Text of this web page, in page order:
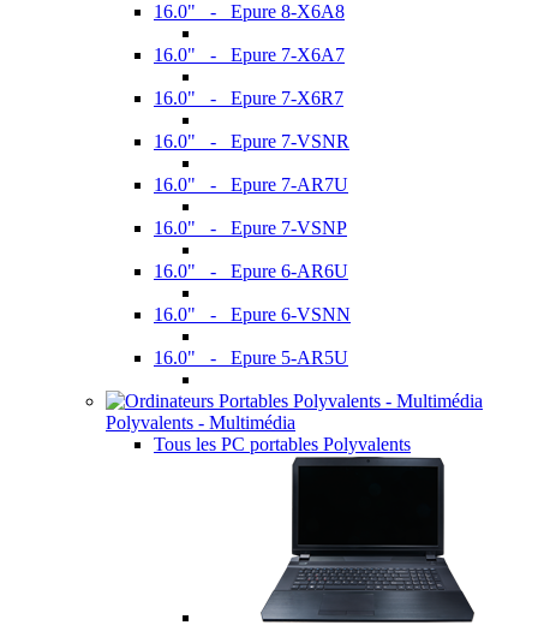
16.0" - Epure 8-X6A8
16.0" - Epure 7-X6A7
16.0" - Epure 7-X6R7
16.0" - Epure 7-VSNR
16.0" - Epure 7-AR7U
16.0" - Epure 7-VSNP
16.0" - Epure 6-AR6U
16.0" - Epure 6-VSNN
16.0" - Epure 5-AR5U
Polyvalents - Multimédia
Tous les PC portables Polyvalents